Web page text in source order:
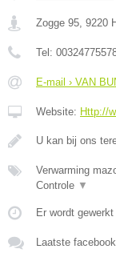
Zogge 95, 9220
Tel:
E-mail › VAN
Website: Http://
U kan bij ons
Verwarming
Controle ▼
Er wordt
Laatste